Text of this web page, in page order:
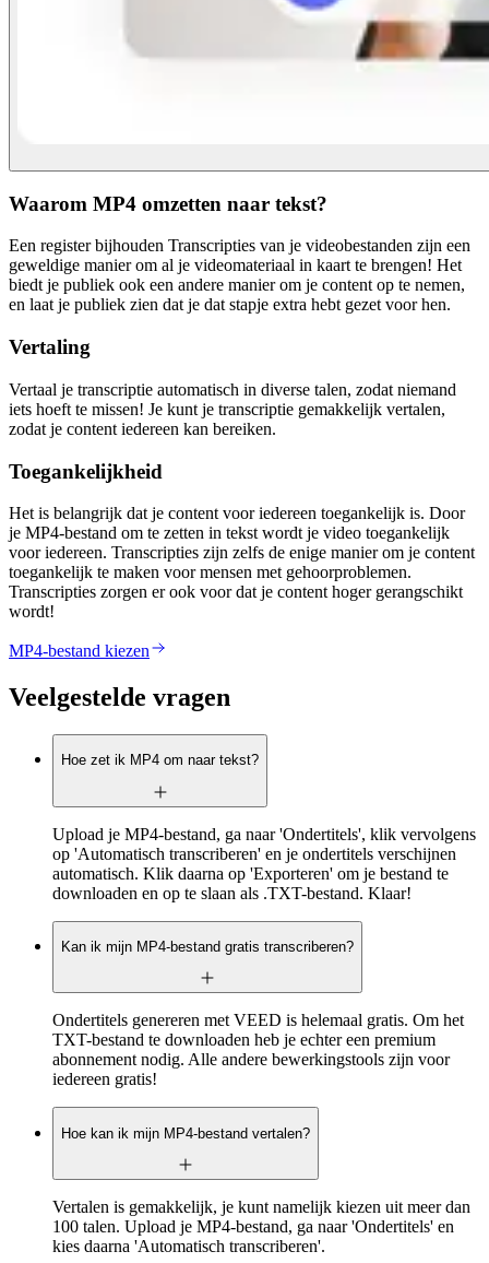
Waarom MP4 omzetten naar tekst?
Een register bijhouden Transcripties van je videobestanden zijn een
geweldige manier om al je videomateriaal in kaart te brengen! Het
biedt je publiek ook een andere manier om je content op te nemen,
en laat je publiek zien dat je dat stapje extra hebt gezet voor hen.
Vertaling
Vertaal je transcriptie automatisch in diverse talen, zodat niemand
iets hoeft te missen! Je kunt je transcriptie gemakkelijk vertalen,
zodat je content iedereen kan bereiken.
Toegankelijkheid
Het is belangrijk dat je content voor iedereen toegankelijk is. Door
je MP4-bestand om te zetten in tekst wordt je video toegankelijk
voor iedereen. Transcripties zijn zelfs de enige manier om je content
toegankelijk te maken voor mensen met gehoorproblemen.
Transcripties zorgen er ook voor dat je content hoger gerangschikt
wordt!
MP4-bestand kiezen
Veelgestelde vragen
Hoe zet ik MP4 om naar tekst?
Upload je MP4-bestand, ga naar 'Ondertitels', klik vervolgens
op 'Automatisch transcriberen' en je ondertitels verschijnen
automatisch. Klik daarna op 'Exporteren' om je bestand te
downloaden en op te slaan als .TXT-bestand. Klaar!
Kan ik mijn MP4-bestand gratis transcriberen?
Ondertitels genereren met VEED is helemaal gratis. Om het
TXT-bestand te downloaden heb je echter een premium
abonnement nodig. Alle andere bewerkingstools zijn voor
iedereen gratis!
Hoe kan ik mijn MP4-bestand vertalen?
Vertalen is gemakkelijk, je kunt namelijk kiezen uit meer dan
100 talen. Upload je MP4-bestand, ga naar 'Ondertitels' en
kies daarna 'Automatisch transcriberen'.